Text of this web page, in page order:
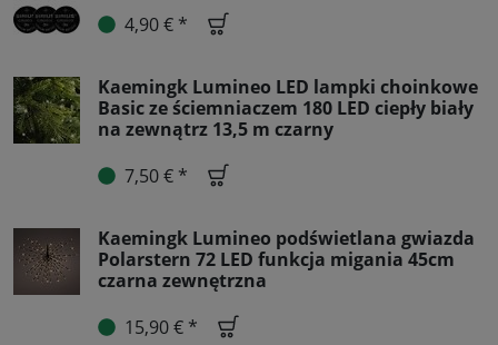
4,90 € *
Kaemingk Lumineo LED lampki choinkowe
Basic ze ściemniaczem 180 LED ciepły biały
na zewnątrz 13,5 m czarny
7,50 € *
Kaemingk Lumineo podświetlana gwiazda
Polarstern 72 LED funkcja migania 45cm
czarna zewnętrzna
15,90 € *